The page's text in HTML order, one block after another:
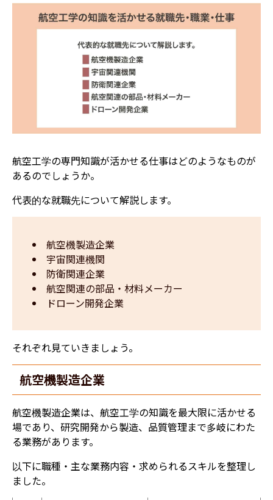
航空工学の専門知識が活かせる仕事はどのようなものが
あるのでしょうか。
代表的な就職先について解説します。
航空機製造企業
宇宙関連機関
防衛関連企業
航空関連の部品・材料メーカー
ドローン開発企業
それぞれ見ていきましょう。
航空機製造企業
航空機製造企業は、航空工学の知識を最大限に活かせる
場であり、研究開発から製造、品質管理まで多岐にわた
る業務があります。
以下に職種・主な業務内容・求められるスキルを整理し
ました。